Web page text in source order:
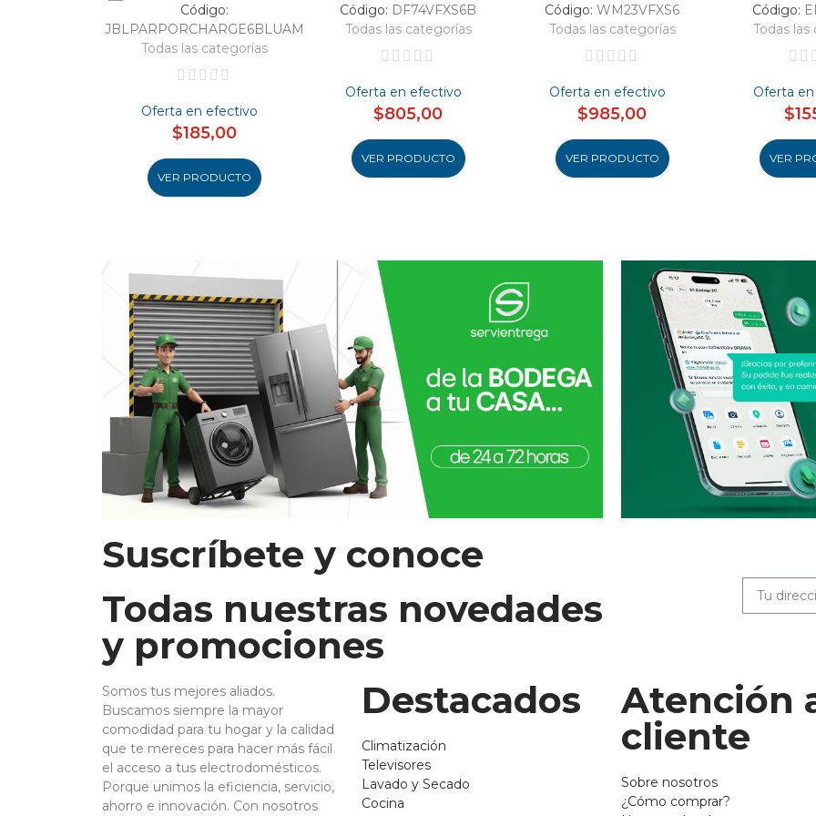
Código:
JBLPARPORCHARGE6BLUAM
Todas las categorías
Oferta en efectivo
$185,00
VER PRODUCTO
Código: DF74VFXS6B
Todas las categorías
Oferta en efectivo
$805,00
VER PRODUCTO
Código: WM23VFXS6
Todas las categorías
Oferta en efectivo
$985,00
VER PRODUCTO
Código:
Todas
Oferta
VER
Suscríbete y conoce
Todas nuestras novedades
y promociones
Somos tus mejores aliados.
Buscamos siempre la mayor
comodidad para tu hogar y la calidad
que te mereces para hacer más fácil
el acceso a tus electrodomésticos.
Porque unimos la eficiencia, servicio,
ahorro e innovación. Con nosotros
Destacados
Climatización
Televisores
Lavado y Secado
Cocina
Atención
cliente
Sobre nosotros
¿Cómo comprar?